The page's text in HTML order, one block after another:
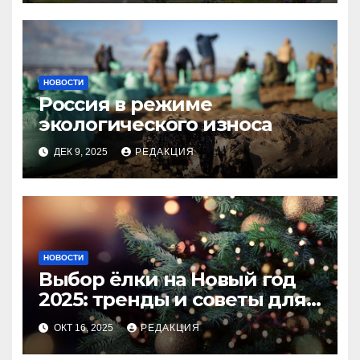
НОВОСТИ
Россия в режиме
экологического износа
ДЕК 9, 2025 РЕДАКЦИЯ
НОВОСТИ
Выбор ёлки на Новый год
2025: тренды и советы для
идеального праздника
ОКТ 16, 2025 РЕДАКЦИЯ